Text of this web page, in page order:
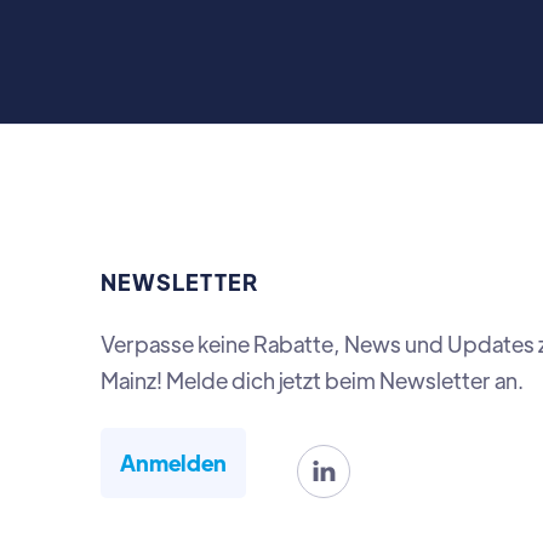
NEWSLETTER
Verpasse keine Rabatte, News und Updates
Mainz! Melde dich jetzt beim Newsletter an.
Anmelden 